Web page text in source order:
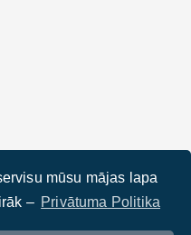
mūsu mājas lapa
– Privātuma Politika